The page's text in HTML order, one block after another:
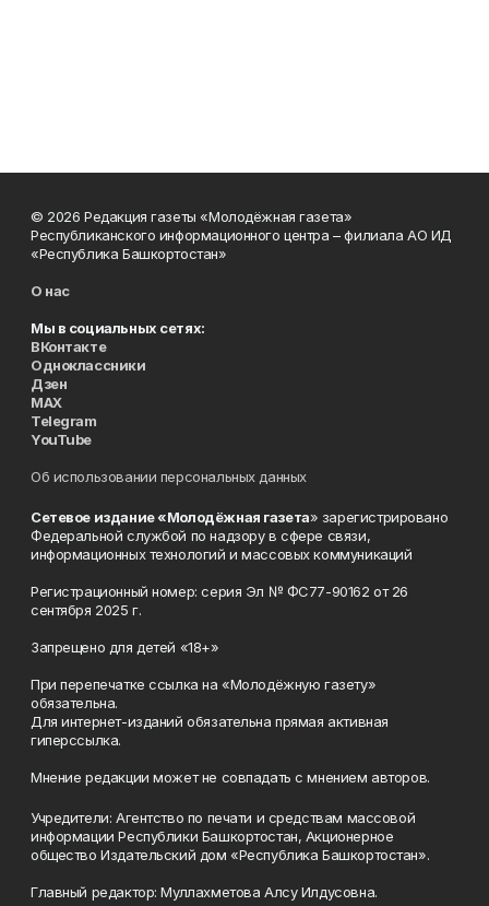
© 2026 Редакция газеты «Молодёжная газета»
Республиканского информационного центра – филиала АО ИД
«Республика Башкортостан»
О нас
Мы в социальных сетях:
ВКонтакте
Одноклассники
Дзен
MAX
Telegram
YouTube
Об использовании персональных данных
Сетевое издание «Молодёжная газета» зарегистрировано
Федеральной службой по надзору в сфере связи,
информационных технологий и массовых коммуникаций
Регистрационный номер: серия Эл № ФС77-90162 от 26
сентября 2025 г.
Запрещено для детей «18+»
При перепечатке ссылка на «Молодёжную газету»
обязательна.
Для интернет-изданий обязательна прямая активная
гиперссылка.
Мнение редакции может не совпадать с мнением авторов.
Учредители: Агентство по печати и средствам массовой
информации Республики Башкортостан, Акционерное
общество Издательский дом «Республика Башкортостан».
Главный редактор: Муллахметова Алсу Илдусовна.